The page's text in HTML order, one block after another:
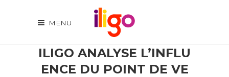
MENU
ILIGO ANALYSE L’INFLU
ENCE DU POINT DE VE